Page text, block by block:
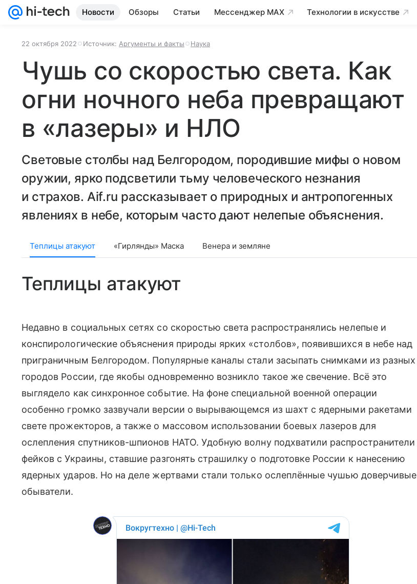
Новости Обзоры Статьи Мессенджер MAX Технологии в искусстве
22 октября 2022 Источник: Аргументы и факты Наука
Чушь со скоростью света. Как
огни ночного неба превращают
в «лазеры» и НЛО
Световые столбы над Белгородом, породившие мифы о новом
оружии, ярко подсветили тьму человеческого незнания
и страхов. Aif.ru рассказывает о природных и антропогенных
явлениях в небе, которым часто дают нелепые объяснения.
Теплицы атакуют «Гирлянды» Маска Венера и земляне
Теплицы атакуют
Недавно в социальных сетях со скоростью света распространялись нелепые и
конспирологические объяснения природы ярких «столбов», появившихся в небе над
приграничным Белгородом. Популярные каналы стали засыпать снимками из разных
городов России, где якобы одновременно возникло такое же свечение. Всё это
выглядело как синхронное событие. На фоне специальной военной операции
особенно громко зазвучали версии о вырывающемся из шахт с ядерными ракетами
свете прожекторов, а также о массовом использовании боевых лазеров для
ослепления спутников-шпионов НАТО. Удобную волну подхватили распространители
фейков с Украины, ставшие разгонять страшилку о подготовке России к нанесению
ядерных ударов. Но на деле жертвами стали только ослеплённые чушью доверчивые
обыватели.